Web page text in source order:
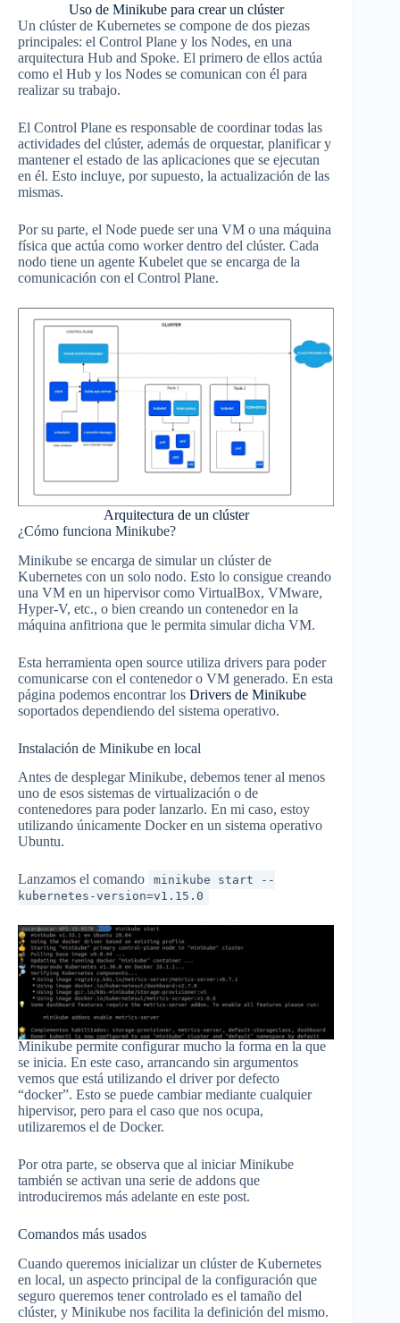
Uso de Minikube para crear un clúster
Un clúster de Kubernetes se compone de dos piezas
principales: el Control Plane y los Nodes, en una
arquitectura Hub and Spoke. El primero de ellos actúa
como el Hub y los Nodes se comunican con él para
realizar su trabajo.
El Control Plane es responsable de coordinar todas las
actividades del clúster, además de orquestar, planificar y
mantener el estado de las aplicaciones que se ejecutan
en él. Esto incluye, por supuesto, la actualización de las
mismas.
Por su parte, el Node puede ser una VM o una máquina
física que actúa como worker dentro del clúster. Cada
nodo tiene un agente Kubelet que se encarga de la
comunicación con el Control Plane.
Arquitectura de un clúster
¿Cómo funciona Minikube?
Minikube se encarga de simular un clúster de
Kubernetes con un solo nodo. Esto lo consigue creando
una VM en un hipervisor como VirtualBox, VMware,
Hyper-V, etc., o bien creando un contenedor en la
máquina anfitriona que le permita simular dicha VM.
Esta herramienta open source utiliza drivers para poder
comunicarse con el contenedor o VM generado. En esta
página podemos encontrar los Drivers de Minikube
soportados dependiendo del sistema operativo.
Instalación de Minikube en local
Antes de desplegar Minikube, debemos tener al menos
uno de esos sistemas de virtualización o de
contenedores para poder lanzarlo. En mi caso, estoy
utilizando únicamente Docker en un sistema operativo
Ubuntu.
Lanzamos el comando
minikube start --
kubernetes-version=v1.15.0
Minikube permite configurar mucho la forma en la que
se inicia. En este caso, arrancando sin argumentos
vemos que está utilizando el driver por defecto
“docker”. Esto se puede cambiar mediante cualquier
hipervisor, pero para el caso que nos ocupa,
utilizaremos el de Docker.
Por otra parte, se observa que al iniciar Minikube
también se activan una serie de addons que
introduciremos más adelante en este post.
Comandos más usados
Cuando queremos inicializar un clúster de Kubernetes
en local, un aspecto principal de la configuración que
seguro queremos tener controlado es el tamaño del
clúster, y Minikube nos facilita la definición del mismo.